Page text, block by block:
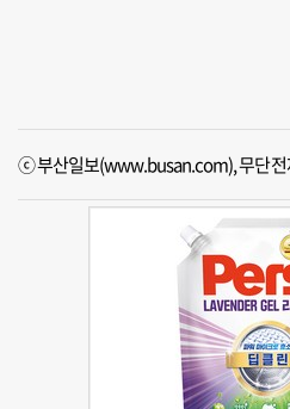
ⓒ 부산일보(www.busan.com), 무단전